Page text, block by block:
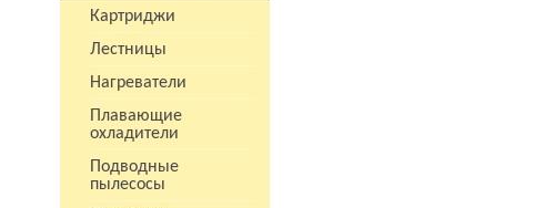
Картриджи
Лестницы
Нагреватели
Плавающие
охладители
Подводные
пылесосы